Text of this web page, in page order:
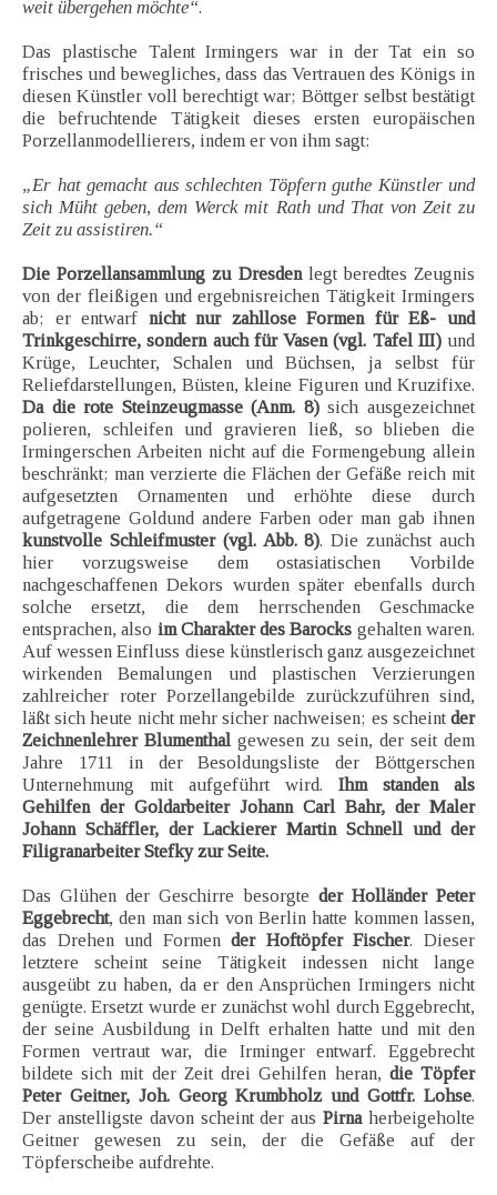
weit übergehen möchte“.
Das plastische Talent Irmingers war in der Tat ein so
frisches und bewegliches, dass das Vertrauen des Königs in
diesen Künstler voll berechtigt war; Böttger selbst bestätigt
die befruchtende Tätigkeit dieses ersten europäischen
Porzellanmodellierers, indem er von ihm sagt:
„Er hat gemacht aus schlechten Töpfern guthe Künstler und
sich Müht geben, dem Werck mit Rath und That von Zeit zu
Zeit zu assistiren.“
Die Porzellansammlung zu Dresdenlegt beredtes Zeugnis
von der fleißigen und ergebnisreichen Tätigkeit Irmingers
ab; er entwarf nicht nur zahllose Formen für Eß- und
Trinkgeschirre, sondern auch für Vasen (vgl. Tafel III)und
Krüge, Leuchter, Schalen und Büchsen, ja selbst für
Reliefdarstellungen, Büsten, kleine Figuren und Kruzifixe.
Da die rote Steinzeugmasse (Anm. 8)sich ausgezeichnet
polieren, schleifen und gravieren ließ, so blieben die
Irmingerschen Arbeiten nicht auf die Formengebung allein
beschränkt; man verzierte die Flächen der Gefäße reich mit
aufgesetzten Ornamenten und erhöhte diese durch
aufgetragene Goldund andere Farben oder man gab ihnen
kunstvolle Schleifmuster (vgl. Abb. 8). Die zunächst auch
hier vorzugsweise dem ostasiatischen Vorbilde
nachgeschaffenen Dekors wurden später ebenfalls durch
solche ersetzt, die dem herrschenden Geschmacke
entsprachen, also im Charakter des Barocks gehalten waren.
Auf wessen Einfluss diese künstlerisch ganz ausgezeichnet
wirkenden Bemalungen und plastischen Verzierungen
zahlreicher roter Porzellangebilde zurückzuführen sind,
läßt sich heute nicht mehr sicher nachweisen; es scheint der
Zeichnenlehrer Blumenthalgewesen zu sein, der seit dem
Jahre 1711 in der Besoldungsliste der Böttgerschen
Unternehmung mit aufgeführt wird. Ihm standen als
Gehilfen der Goldarbeiter Johann Carl Bahr, der Maler
Johann Schäffler, der Lackierer Martin Schnell und der
Filigranarbeiter Stefky zur Seite.
Das Glühen der Geschirre besorgte der Holländer Peter
Eggebrecht, den man sich von Berlin hatte kommen lassen,
das Drehen und Formender Hoftöpfer Fischer. Dieser
letztere scheint seine Tätigkeit indessen nicht lange
ausgeübt zu haben, da er den Ansprüchen Irmingers nicht
genügte. Ersetzt wurde er zunächst wohl durch Eggebrecht,
der seine Ausbildung in Delft erhalten hatte und mit den
Formen vertraut war, die Irminger entwarf. Eggebrecht
bildete sich mit der Zeit drei Gehilfen heran, die Töpfer
Peter Geitner, Joh. Georg Krumbholz und Gottfr. Lohse.
Der anstelligste davon scheint der ausPirnaherbeigeholte
Geitner gewesen zu sein, der die Gefäße auf der
Töpferscheibe aufdrehte.